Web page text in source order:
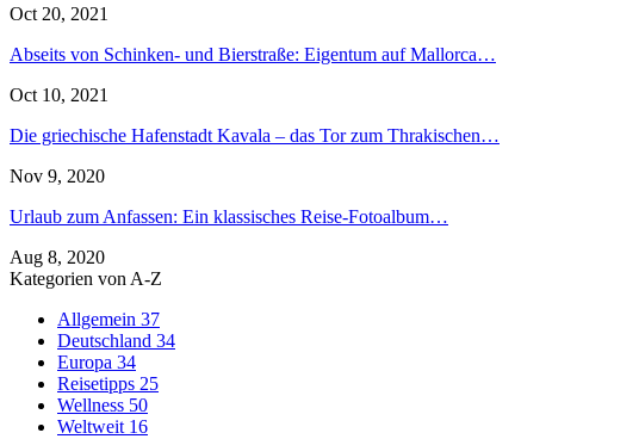
Oct 20, 2021
Abseits von Schinken- und Bierstraße: Eigentum auf Mallorca…
Oct 10, 2021
Die griechische Hafenstadt Kavala – das Tor zum Thrakischen…
Nov 9, 2020
Urlaub zum Anfassen: Ein klassisches Reise-Fotoalbum…
Aug 8, 2020
Kategorien von A-Z
Allgemein 37
Deutschland 34
Europa 34
Reisetipps 25
Wellness 50
Weltweit 16